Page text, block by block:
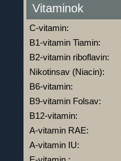
Vitaminok
C-vitamin:
B1-vitamin Tiamin:
B2-vitamin riboflavin:
Nikotinsav (Niacin):
B6-vitamin:
B9-vitamin Folsav:
B12-vitamin:
A-vitamin RAE:
A-vitamin IU: